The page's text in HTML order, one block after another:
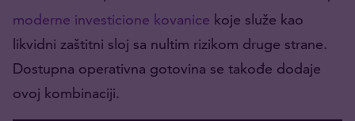
moderne investicione kovanice koje služe kao
likvidni zaštitni sloj sa nultim rizikom druge strane.
Dostupna operativna gotovina se takođe dodaje
ovoj kombinaciji.